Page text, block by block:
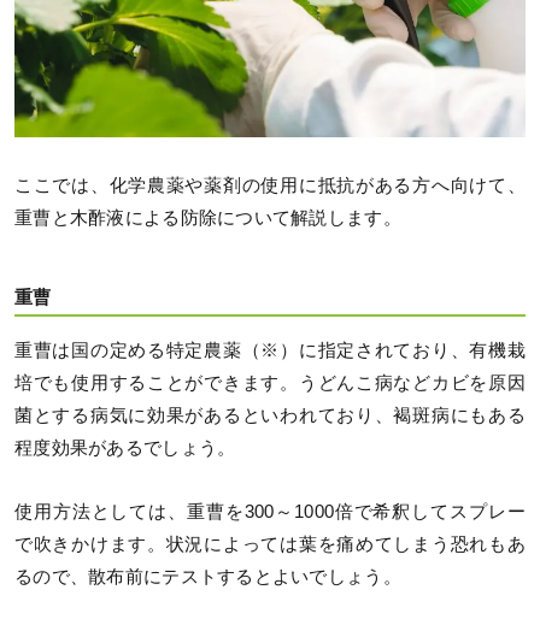
ここでは、化学農薬や薬剤の使用に抵抗がある方へ向けて、
重曹と木酢液による防除について解説します。
重曹
重曹は国の定める特定農薬（※）に指定されており、有機栽
培でも使用することができます。うどんこ病などカビを原因
菌とする病気に効果があるといわれており、褐斑病にもある
程度効果があるでしょう。
使用方法としては、重曹を300～1000倍で希釈してスプレー
で吹きかけます。状況によっては葉を痛めてしまう恐れもあ
るので、散布前にテストするとよいでしょう。